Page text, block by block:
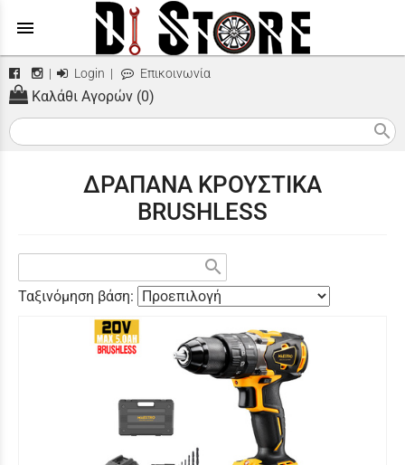
menu
| Login | Επικοινωνία
Καλάθι Αγορών (0)
search
ΔΡΑΠΑΝΑ ΚΡΟΥΣΤΙΚΑ
BRUSHLESS
search
Ταξινόμηση βάση: